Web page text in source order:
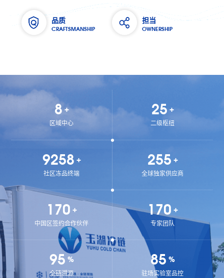
品质
CRAFTSMANSHIP
担当
OWNERSHIP
9 +
区域中心
29 +
二级枢纽
9946 +
社区冻品终端
296 +
全球独家供应商
197 +
中国区签约合作伙伴
197 +
专家团队
99 %
全链溯源
98 %
驻场实验室品控